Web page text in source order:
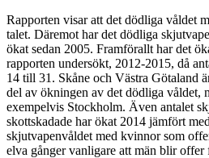
Rapporten visar att det dödliga våldet
talet. Däremot har det dödliga
ökat sedan 2005. Framförallt har det
rapporten undersökt, 2012-2015, då
14 till 31. Skåne och Västra Götaland
del av ökningen av det dödliga våldet,
exempelvis Stockholm. Även antalet
skottskadade har ökat 2014 jämfört
skjutvapenvåldet med kvinnor som
elva gånger vanligare att män blir